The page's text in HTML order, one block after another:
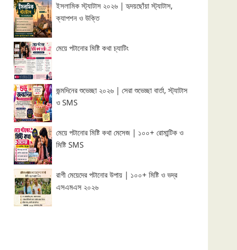
ইসলামিক স্ট্যাটাস ২০২৬ | হৃদয়ছোঁয়া স্ট্যাটাস,
ক্যাপশন ও উক্তি
মেয়ে পটানোর মিষ্টি কথা চ্যাটিং
জন্মদিনের শুভেচ্ছা ২০২৬ | সেরা শুভেচ্ছা বার্তা, স্ট্যাটাস
ও SMS
মেয়ে পটানোর মিষ্টি কথা মেসেজ | ১০০+ রোমান্টিক ও
মিষ্টি SMS
রাগী মেয়েদের পটানোর উপায় | ১০০+ মিষ্টি ও ভদ্র
এসএমএস ২০২৬